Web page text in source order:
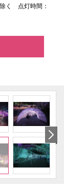
く 点灯時間：